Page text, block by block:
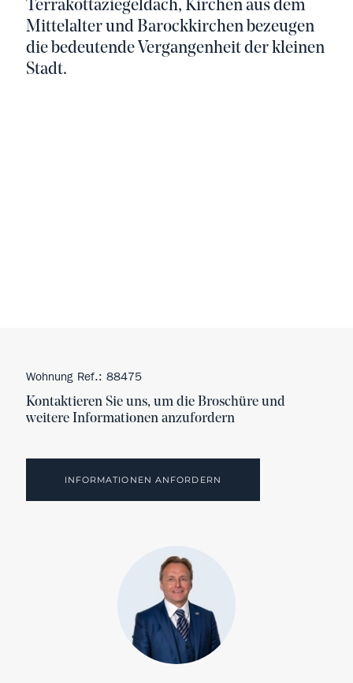
Terrakottaziegeldach, Kirchen aus dem
Mittelalter und Barockkirchen bezeugen
die bedeutende Vergangenheit der kleinen
Stadt.
Wohnung Ref.: 88475
Kontaktieren Sie uns, um die Broschüre und
weitere Informationen anzufordern
INFORMATIONEN ANFORDERN